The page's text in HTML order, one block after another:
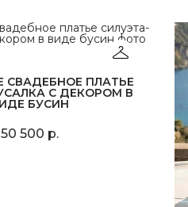
СВАДЕБНОЕ ПЛАТЬЕ
С ДЕКОРОМ В
БУСИН
50 500 р.